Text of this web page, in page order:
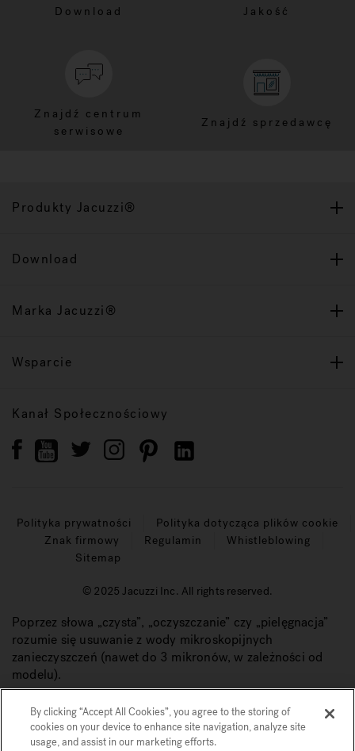
Download Jakość
Znajdź centrum
serwisowe
Znajdź sprzedawcę
Produkty Jacuzzi®
Download
Marka Jacuzzi®
Wsparcie
Kanał Społecznościowy
Polityka prywatności
Polityka dotycząca plików cookie
Znak firmowy
Regulamin
Whistleblowing
Sitemap
© 2025 Jacuzzi Inc. All rights reserved.
Poprzez słowa „czysta”, „oczyszczanie” czy „pielęgnacja”
rozumie się usuwanie z wody mikroskopijnych
zanieczyszczeń (nawet do 3 mikronów, w zależności od
modelu).
By clicking “Accept All Cookies”, you agree to the storing of
cookies on your device to enhance site navigation, analyze site
usage, and assist in our marketing efforts.